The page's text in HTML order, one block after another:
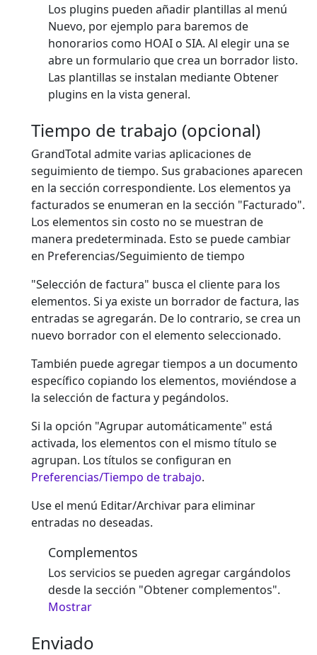
Los plugins pueden añadir plantillas al menú
Nuevo, por ejemplo para baremos de
honorarios como HOAI o SIA. Al elegir una se
abre un formulario que crea un borrador listo.
Las plantillas se instalan mediante Obtener
plugins en la vista general.
Tiempo de trabajo (opcional)
GrandTotal admite varias aplicaciones de
seguimiento de tiempo. Sus grabaciones aparecen
en la sección correspondiente. Los elementos ya
facturados se enumeran en la sección "Facturado".
Los elementos sin costo no se muestran de
manera predeterminada. Esto se puede cambiar
en Preferencias/Seguimiento de tiempo
"Selección de factura" busca el cliente para los
elementos. Si ya existe un borrador de factura, las
entradas se agregarán. De lo contrario, se crea un
nuevo borrador con el elemento seleccionado.
También puede agregar tiempos a un documento
específico copiando los elementos, moviéndose a
la selección de factura y pegándolos.
Si la opción "Agrupar automáticamente" está
activada, los elementos con el mismo título se
agrupan. Los títulos se configuran en
Preferencias/Tiempo de trabajo.
Use el menú Editar/Archivar para eliminar
entradas no deseadas.
Complementos
Los servicios se pueden agregar cargándolos
desde la sección "Obtener complementos".
Mostrar
Enviado